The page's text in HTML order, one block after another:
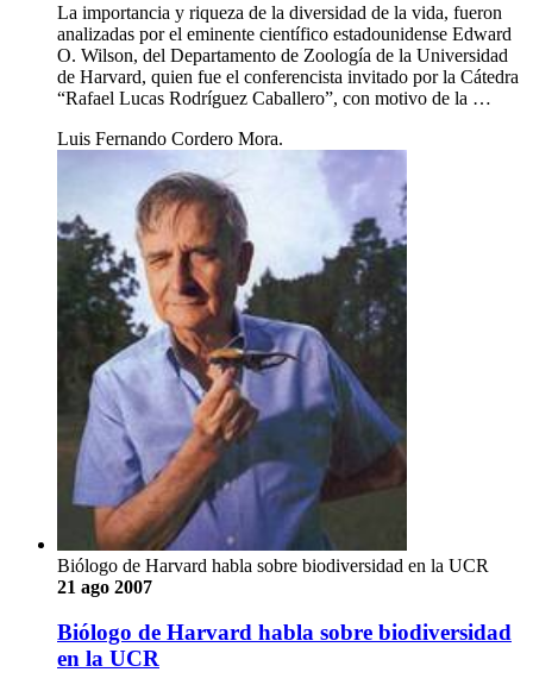
La importancia y riqueza de la diversidad de la vida, fueron
analizadas por el eminente científico estadounidense Edward
O. Wilson, del Departamento de Zoología de la Universidad
de Harvard, quien fue el conferencista invitado por la Cátedra
“Rafael Lucas Rodríguez Caballero”, con motivo de la …
Luis Fernando Cordero Mora.
Biólogo de Harvard habla sobre biodiversidad en la UCR
21 ago 2007
Biólogo de Harvard habla sobre biodiversidad
en la UCR